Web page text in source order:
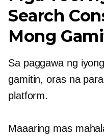
Search
Mong
Sa paggawa ng
gamitin, oras na
platform.
Maaaring mas